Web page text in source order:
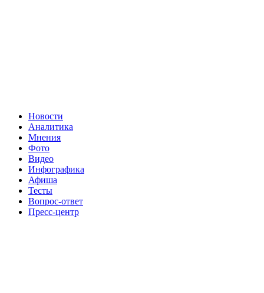
Новости
Аналитика
Мнения
Фото
Видео
Инфографика
Афиша
Тесты
Вопрос-ответ
Пресс-центр